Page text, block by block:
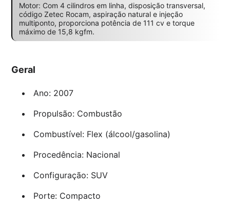
Motor: Com 4 cilindros em linha, disposição transversal,
código Zetec Rocam, aspiração natural e injeção
multiponto, proporciona potência de 111 cv e torque
máximo de 15,8 kgfm.
Geral
Ano: 2007
Propulsão: Combustão
Combustível: Flex (álcool/gasolina)
Procedência: Nacional
Configuração: SUV
Porte: Compacto